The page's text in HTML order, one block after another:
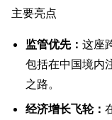
主要亮点
监管优先： 这座
包括在中国境内
之路。
经济增长飞轮：